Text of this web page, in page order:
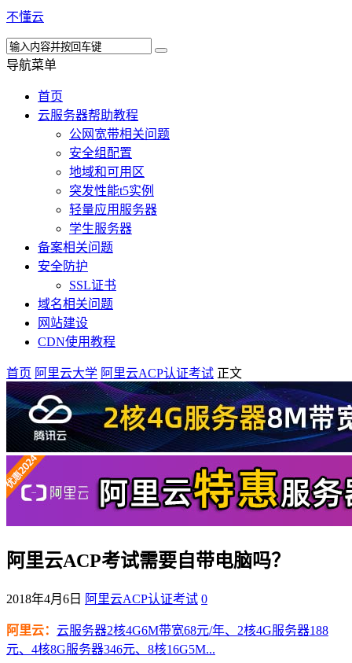
不懂云
导航菜单
首页
云服务器帮助教程
公网宽带相关问题
安全组配置
地域和可用区
突发性能t5实例
轻量应用服务器
学生服务器
备案相关问题
安全防护
SSL证书
域名相关问题
网站建设
CDN使用教程
首页 阿里云大学 阿里云ACP认证考试 正文
阿里云ACP考试需要自带电脑吗？
2018年4月6日 阿里云ACP认证考试 0
阿里云： 云服务器2核4G6M带宽68元/年、2核4G服务器188
元、4核8G服务器346元、8核16G5M...